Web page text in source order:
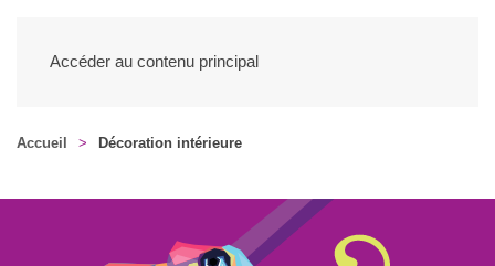
Accéder au contenu principal
Accueil Décoration intérieure